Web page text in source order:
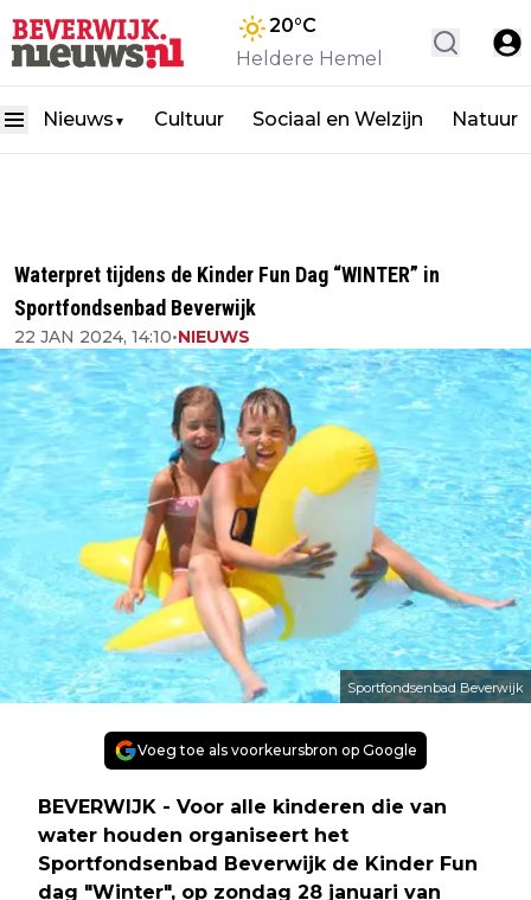
20°C
Heldere Hemel
Nieuws ▼ Cultuur Sociaal en Welzijn Natuur
Waterpret tijdens de Kinder Fun Dag “WINTER” in
Sportfondsenbad Beverwijk
22 JAN 2024, 14:10•NIEUWS
Sportfondsenbad Beverwijk
Voeg toe als voorkeursbron op Google
BEVERWIJK - Voor alle kinderen die van
water houden organiseert het
Sportfondsenbad Beverwijk de Kinder Fun
dag "Winter", op zondag 28 januari van